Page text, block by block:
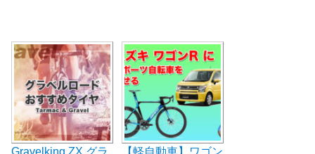
Gravelking ZX グラ
【軽自動車】ワゴン